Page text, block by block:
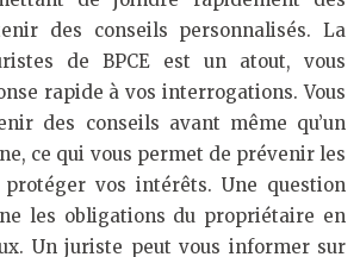
des conseils personnalisés. La
de BPCE est un atout, vous
rapide à vos interrogations. Vous
des conseils avant même qu’un
ce qui vous permet de prévenir les
vos intérêts. Une question
les obligations du propriétaire en
Un juriste peut vous informer sur